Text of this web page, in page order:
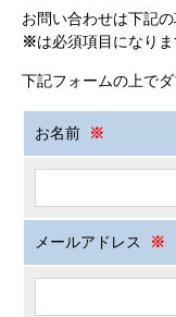
お問い合わせは下記
※は必須項目になりま
下記フォームの上で
お名前 ※
メールアドレス ※